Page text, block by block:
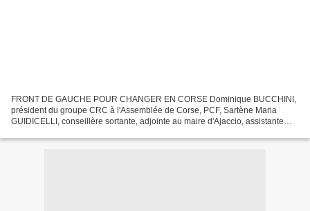
FRONT DE GAUCHE POUR CHANGER EN CORSE Dominique BUCCHINI,
président du groupe CRC à l'Assemblée de Corse, PCF, Sartène Maria
GUIDICELLI, conseillère sortante, adjointe au maire d'Ajaccio, assistante